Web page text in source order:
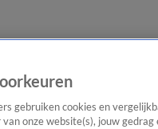
gebruiken cookies en
onze website(s), jouw gedrag